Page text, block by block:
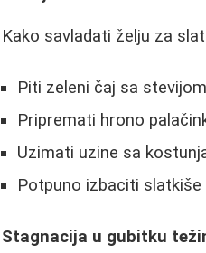
Kako savladati želju za
Piti zeleni čaj sa stevijom
Pripremati hrono
Uzimati uzine sa
Potpuno izbaciti slatkiše
Stagnacija u gubitku